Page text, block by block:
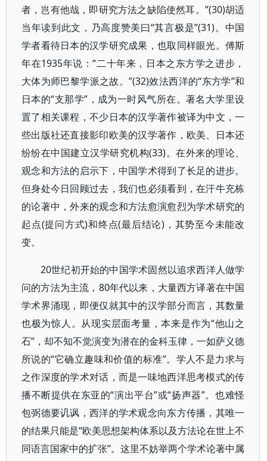
者，岂有他哉，即研究方法之缺陷使然耳。”(30)胡适
当年读到此文，乃高度赞美曰“其言极是”(31)。中国
学者看待日本的汉学研究成果，也取同样眼光。傅斯
年在1935年说：“二十年来，日本之东方学之进步，
大体为师巴黎学派之故。”(32)效法西洋的“东方学”和
日本的“支那学”，成为一时风气所在。著名大学里设
置了相关课程，不少日本的汉学著作被译为中文，一
些出版社还直接影印欧美的汉学著作，欧美、日本还
纷纷在中国建立汉学研究机构(33)。在外来的理论、
观念和方法的启示下，中国学术得到了长足的进步。
但身处今日回顾过去，我们也必须看到，在汗牛充栋
的论著中，外来的观念和方法愈演愈烈为学术研究的
起点(提问方式)和终点(最后结论)，其势至今未能改
变。
20世纪初开始的中国学术固然以追求西洋人做学
问的方法为主流，80年代以来，大量西方译著在中国
学术界涌现，即便仅就其中的汉学部分而言，其数量
也极为惊人。从现实层面考量，本来是作为“他山之
石”，却不知不觉演变为潜在的金科玉律，一如萨义德
所说的“它确立趣味和价值的标准”。学人不是力求与
之作深度的学术对话，而是一味地西洋思考模式的传
播不断提供在东亚的“演出平台”或“扬声器”。也难怪
包弼德要讥讽，西洋的学术观念向东方传播，其唯一
的结果只能是“欧美思想架构体系以及方法论在世上不
同语言国家中的扩张”。这里不妨举两个学术论著中属